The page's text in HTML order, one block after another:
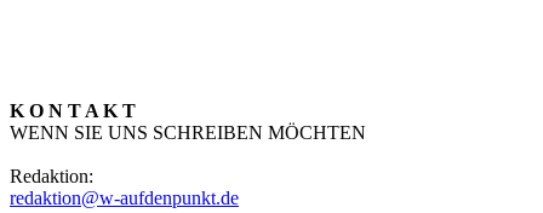
K O N T A K T
WENN SIE UNS SCHREIBEN MÖCHTEN
Redaktion:
redaktion@w-aufdenpunkt.de